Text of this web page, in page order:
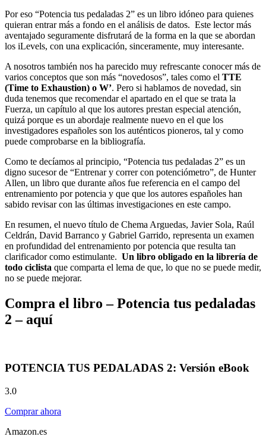
Por eso “Potencia tus pedaladas 2” es un libro idóneo para quienes
quieran entrar más a fondo en el análisis de datos. Este lector más
aventajado seguramente disfrutará de la forma en la que se abordan
los iLevels, con una explicación, sinceramente, muy interesante.
A nosotros también nos ha parecido muy refrescante conocer más de
varios conceptos que son más “novedosos”, tales como el TTE
(Time to Exhaustion) o W’. Pero si hablamos de novedad, sin
duda tenemos que recomendar el apartado en el que se trata la
Fuerza, un capítulo al que los autores prestan especial atención,
quizá porque es un abordaje realmente nuevo en el que los
investigadores españoles son los auténticos pioneros, tal y como
puede comprobarse en la bibliografía.
Como te decíamos al principio, “Potencia tus pedaladas 2” es un
digno sucesor de “Entrenar y correr con potenciómetro”, de Hunter
Allen, un libro que durante años fue referencia en el campo del
entrenamiento por potencia y que que los autores españoles han
sabido revisar con las últimas investigaciones en este campo.
En resumen, el nuevo título de Chema Arguedas, Javier Sola, Raúl
Celdrán, David Barranco y Gabriel Garrido, representa un examen
en profundidad del entrenamiento por potencia que resulta tan
clarificador como estimulante. Un libro obligado en la librería de
todo ciclista que comparta el lema de que, lo que no se puede medir,
no se puede mejorar.
Compra el libro – Potencia tus pedaladas
2 – aquí
POTENCIA TUS PEDALADAS 2: Versión eBook
3.0
Comprar ahora
Amazon.es